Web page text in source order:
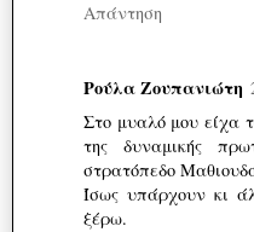
Απάντηση
Ρούλα Ζουπανιώτη
Στο μυαλό μου είχα
της δυναμικής
στρατόπεδο
Ίσως υπάρχουν κι
ξέρω.